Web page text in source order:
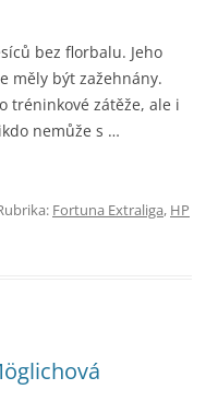
bez florbalu. Jeho
měly být zažehnány.
tréninkové zátěže, ale i
nemůže s …
Fortuna Extraliga, HP